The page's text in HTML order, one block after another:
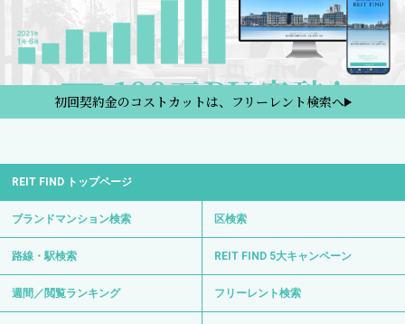
初回契約金のコストカットは、フリーレント検索へ
REIT FIND トップページ
ブランドマンション検索 区検索
路線・駅検索 REIT FIND 5大キャンペーン
週間／閲覧ランキング フリーレント検索